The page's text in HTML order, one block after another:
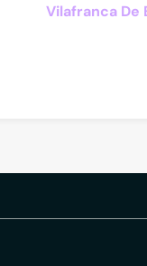
Vilafranca De